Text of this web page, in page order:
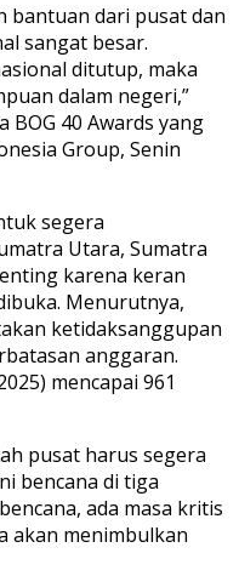
bantuan dari pusat dan
sangat besar.
ditutup, maka
dalam negeri,”
BOG 40 Awards yang
Group, Senin
segera
Utara, Sumatra
karena keran
Menurutnya,
ketidaksanggupan
anggaran.
mencapai 961
pusat harus segera
bencana di tiga
ada masa kritis
akan menimbulkan